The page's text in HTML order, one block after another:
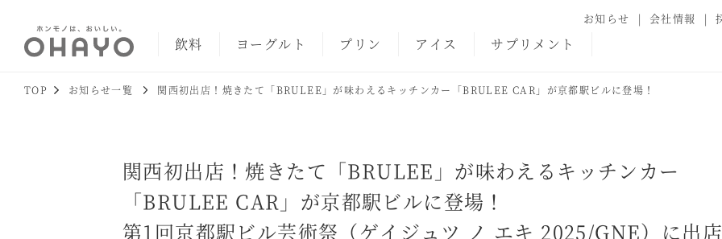
飲料 ヨーグルト プリン アイス サプリメント
お知らせ 会社情報
TOP お知らせ一覧 関西初出店！焼きたて「BRULEE」が味わえるキッチンカー「BRULEE CAR」が京都駅ビルに登場！
関西初出店！焼きたて「BRULEE」が味わえるキッチンカー
「BRULEE CAR」が京都駅ビルに登場！
第1回京都駅ビル芸術祭（ゲイジュツ ノ エキ 2025/GNE）に出店